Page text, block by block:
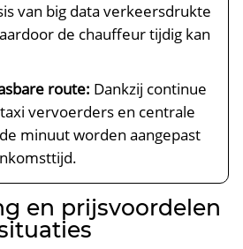
van big data verkeersdrukte
de chauffeur tijdig kan
route: Dankzij continue
vervoerders en centrale
minuut worden aangepast
en prijsvoordelen